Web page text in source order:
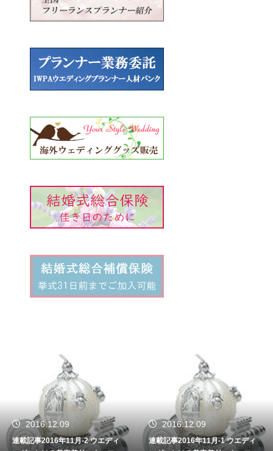
2016.12.09
連載記事2016年11月-2 ウエディ
2016.12.09
連載記事2016年11月-1 ウエディ